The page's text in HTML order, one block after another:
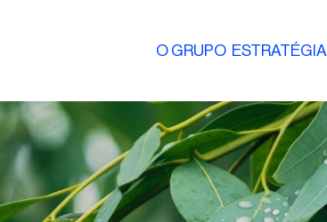
O GRUPO ESTRATÉGIA